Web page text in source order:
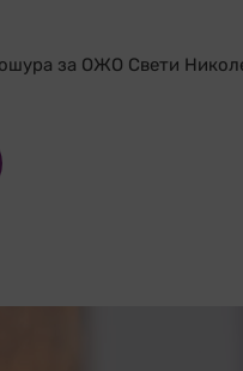
за ОЖО Свети